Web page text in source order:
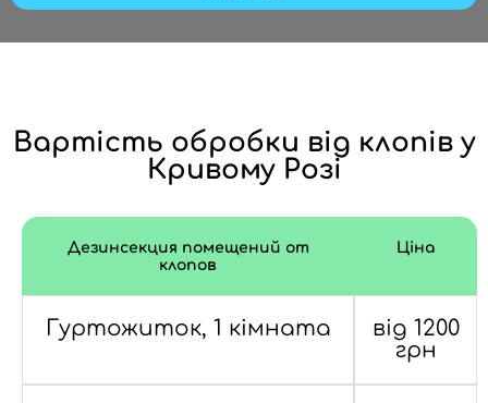
Вартість обробки від клопів у
Кривому Розі
Дезинсекция помещений от
клопов
Ціна
Гуртожиток, 1 кімната
від 1200
грн